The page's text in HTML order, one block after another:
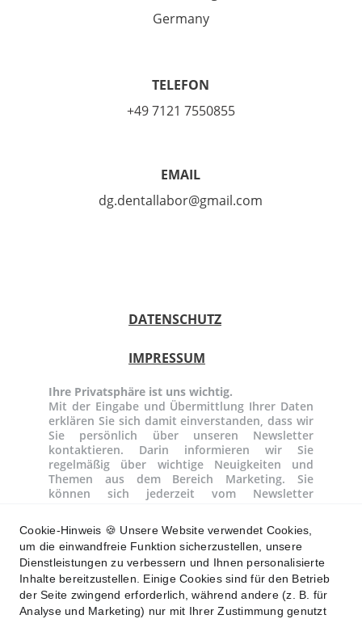
Germany
TELEFON
+49 7121 7550855
EMAIL
dg.dentallabor@gmail.com
Ihre Privatsphäre ist uns wichtig.
Mit der Eingabe und Übermittlung Ihrer Daten
erklären Sie sich damit einverstanden, dass wir
Sie persönlich über unseren Newsletter
kontaktieren. Darin informieren wir Sie
regelmäßig über wichtige Neuigkeiten und
Themen aus dem Bereich Marketing. Sie
können sich jederzeit vom Newsletter
weitergegeben. Weitere Informationen finden
Sie in unsererDatenschutzerklärung.
DATENSCHUTZ
IMPRESSUM
Cookie-Hinweis 🍪 Unsere Website verwendet Cookies,
um die einwandfreie Funktion sicherzustellen, unsere
Dienstleistungen zu verbessern und Ihnen personalisierte
Inhalte bereitzustellen. Einige Cookies sind für den Betrieb
der Seite zwingend erforderlich, während andere (z. B. für
Analyse und Marketing) nur mit Ihrer Zustimmung genutzt